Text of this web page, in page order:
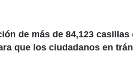
de más de 84,123 casillas
que los ciudadanos en